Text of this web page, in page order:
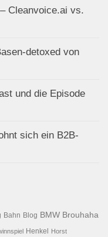
Cleanvoice.ai vs.
detoxed von
und die Episode
sich ein B2B-
Bahn Blog BMW Brouhaha
Henkel Horst